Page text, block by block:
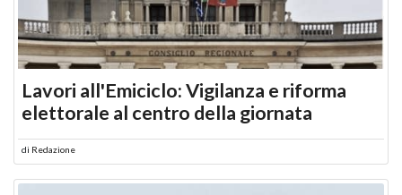
Lavori all'Emiciclo: Vigilanza e riforma
elettorale al centro della giornata
di Redazione